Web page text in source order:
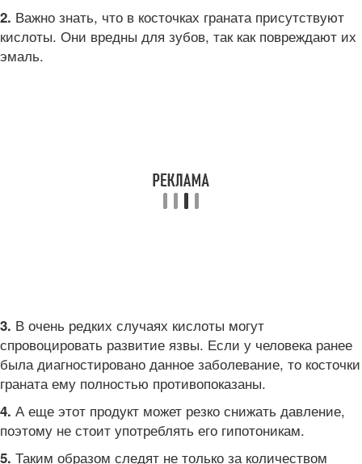
2. Важно знать, что в косточках граната присутствуют
кислоты. Они вредны для зубов, так как повреждают их
эмаль.
3. В очень редких случаях кислоты могут
спровоцировать развитие язвы. Если у человека ранее
была диагностировано данное заболевание, то косточки
граната ему полностью противопоказаны.
4. А еще этот продукт может резко снижать давление,
поэтому не стоит употреблять его гипотоникам.
5. Таким образом следят не только за количеством